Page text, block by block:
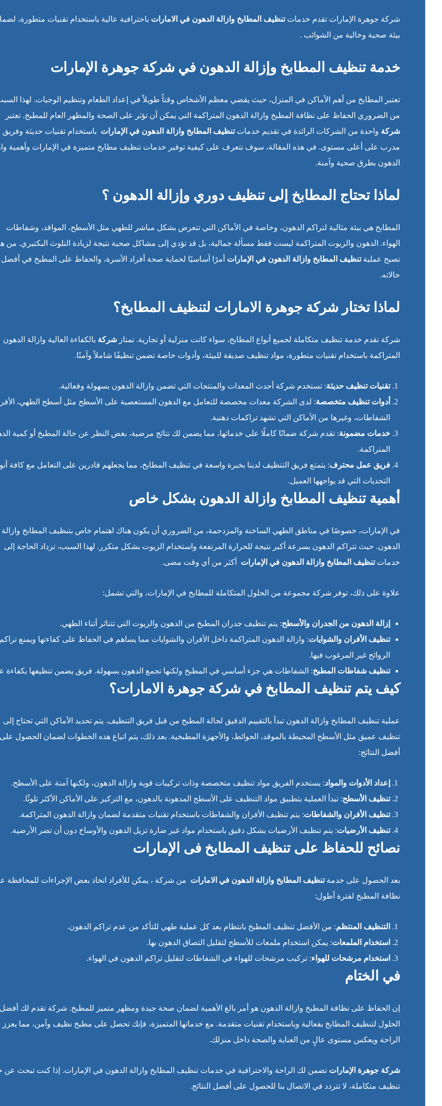
شركة جوهرة الإمارات تقدم خدماتتنظيف المطابخ وازالة الدهون في الامارات باحترافية عالية باستخدام تقنيات متطورة،
بيئة صحية وخالية من الشوائب .
خدمة تنظيف المطابخ وإزالة الدهون في شركة جوهرة الإمارات
تعتبر المطابخ من أهم الأماكن في المنزل، حيث يقضي معظم الأشخاص وقتاً طويلاً في إعداد الطعام وتنظيم الوجبات. لهذا
من الضروري الحفاظ على نظافة المطبخ وازالة الدهون المتراكمة التي يمكن أن تؤثر على الصحة والمظهر العام للمطبخ. تعتبر
شركة واحدة من الشركات الرائدة في تقديم خدماتتنظيف المطابخ وازالة الدهون في الإمارات باستخدام تقنيات حديثة
مدرب على أعلى مستوى. في هذه المقالة، سوف نتعرف على كيفية توفير خدمات تنظيف مطابخ متميزة في الإمارات وأهمية
الدهون بطرق صحية وآمنة.
لماذا تحتاج المطابخ إلى تنظيف دوري وإزالة الدهون ؟
المطابخ هي بيئة مثالية لتراكم الدهون، وخاصة في الأماكن التي تتعرض بشكل مباشر للطهي مثل الأسطح، المواقد، وشفاطات
الهواء. الدهون والزيوت المتراكمة ليست فقط مسألة جمالية، بل قد تؤدي إلى مشاكل صحية نتيجة لزيادة التلوث البكتيري. من
تصبح عمليةتنظيف المطابخ وازالة الدهون في الإمارات أمرًا أساسيًا لحماية صحة أفراد الأسرة، والحفاظ على المطبخ في أفضل
حالاته.
لماذا تختار شركة جوهرة الامارات لتنظيف المطابخ؟
شركة تقدم خدمة تنظيف متكاملة لجميع أنواع المطابخ، سواء كانت منزلية أو تجارية. تمتاز شركة بالكفاءة العالية وازالة الدهون
المتراكمة باستخدام تقنيات متطورة، مواد تنظيف صديقة للبيئة، وأدوات خاصة تضمن تنظيفًا شاملاً وآمنًا.
تقنيات تنظيف حديثة: تستخدم شركة أحدث المعدات والمنتجات التي تضمن وازالة الدهون بسهولة وفعالية.
أدوات تنظيف متخصصة: لدى الشركة معدات مخصصة للتعامل مع الدهون المستعصية على الأسطح مثل أسطح الطهي،
الشفاطات، وغيرها من الأماكن التي تشهد تراكمات دهنية.
خدمات مضمونة: تقدم شركة ضمانًا كاملًا على خدماتها، مما يضمن لك نتائج مرضية، بغض النظر عن حالة المطبخ أو كمية
المتراكمة.
فريق عمل محترف: يتمتع فريق التنظيف لدينا بخبرة واسعة في تنظيف المطابخ، مما يجعلهم قادرين على التعامل مع كافة
التحديات التي قد يواجهها العميل.
أهمية تنظيف المطابخ وازالة الدهون بشكل خاص
في الإمارات، خصوصًا في مناطق الطهي الساخنة والمزدحمة، من الضروري أن يكون هناك اهتمام خاص بتنظيف المطابخ وازالة
الدهون. حيث تتراكم الدهون بسرعة أكبر نتيجة للحرارة المرتفعة واستخدام الزيوت بشكل متكرر. لهذا السبب، تزداد الحاجة إلى
خدماتتنظيف المطابخ وازالة الدهون في الإمارات أكثر من أي وقت مضى.
علاوة على ذلك، توفر شركة مجموعة من الحلول المتكاملة للمطابخ في الإمارات، والتي تشمل:
إزالة الدهون من الجدران والأسطح: يتم تنظيف جدران المطبخ من الدهون والزيوت التي تتناثر أثناء الطهي.
تنظيف الأفران والشوايات: وازالة الدهون المتراكمة داخل الأفران والشوايات مما يساهم في الحفاظ على كفاءتها ويمنع
الروائح غير المرغوب فيها.
تنظيف شفاطات المطبخ: الشفاطات هي جزء أساسي في المطبخ ولكنها تجمع الدهون بسهولة. فريق يضمن تنظيفها بكفاءة
كيف يتم تنظيف المطابخ في شركة جوهرة الامارات؟
عملية تنظيف المطابخ وازالة الدهون تبدأ بالتقييم الدقيق لحالة المطبخ من قبل فريق التنظيف. يتم تحديد الأماكن التي تحتاج إلى
تنظيف عميق مثل الأسطح المحيطة بالموقد، الحوائط، والأجهزة المطبخية. بعد ذلك، يتم اتباع هذه الخطوات لضمان الحصول على
أفضل النتائج:
إعداد الأدوات والمواد: يستخدم الفريق مواد تنظيف متخصصة وذات تركيبات قوية وازالة الدهون، ولكنها آمنة على الأسطح.
تنظيف الأسطح: تبدأ العملية بتطبيق مواد التنظيف على الأسطح المدهونة بالدهون، مع التركيز على الأماكن الأكثر تلوثًا.
تنظيف الأفران والشفاطات: يتم تنظيف الأفران والشفاطات باستخدام تقنيات متقدمة لضمان وازالة الدهون المتراكمة.
تنظيف الأرضيات: يتم تنظيف الأرضيات بشكل دقيق باستخدام مواد غير ضارة تزيل الدهون والأوساخ دون أن تضر الأرضية.
نصائح للحفاظ على تنظيف المطابخ فى الإمارات
بعد الحصول على خدمةتنظيف المطابخ وازالة الدهون في الامارات من شركة ، يمكن للأفراد اتخاذ بعض الإجراءات للمحافظة
نظافة المطبخ لفترة أطول:
التنظيف المنتظم: من الأفضل تنظيف المطبخ بانتظام بعد كل عملية طهي للتأكد من عدم تراكم الدهون.
استخدام الملمعات: يمكن استخدام ملمعات للأسطح لتقليل التصاق الدهون بها.
استخدام مرشحات للهواء: تركيب مرشحات للهواء في الشفاطات لتقليل تراكم الدهون في الهواء.
في الختام
إن الحفاظ على نظافة المطبخ وازالة الدهون هو أمر بالغ الأهمية لضمان صحة جيدة ومظهر متميز للمطبخ. شركة تقدم لك أفضل
الحلول لتنظيف المطابخ بفعالية وباستخدام تقنيات متقدمة. مع خدماتها المتميزة، فإنك تحصل على مطبخ نظيف وآمن، مما
الراحة ويعكس مستوى عالٍ من العناية والصحة داخل منزلك.
شركة جوهرة الإمارات تضمن لك الراحة والاحترافية في خدمات تنظيف المطابخ وازالة الدهون في الإمارات. إذا كنت تبحث عن
تنظيف متكاملة، لا تتردد في الاتصال بنا للحصول على أفضل النتائج.